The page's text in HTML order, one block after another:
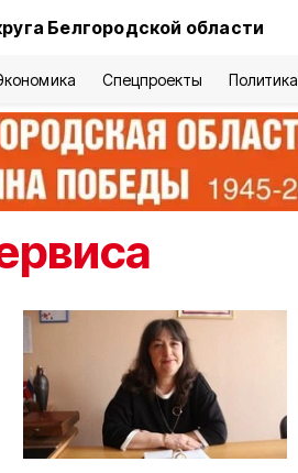
Белгородской области
Спецпроекты Политика